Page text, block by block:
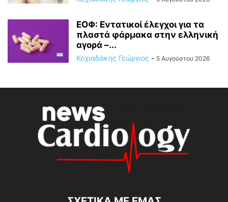
ΕΟΦ: Εντατικοί έλεγχοι για τα
πλαστά φάρμακα στην ελληνική
αγορά –...
Κοχιαδάκης Γεώργιος - 5 Αυγούστου 2026